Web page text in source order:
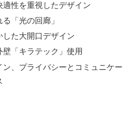
適性を重視したデザイン
「光の回廊」
した大開口デザイン
「キラテック」使用
ン、プライバシーとコミュニケー